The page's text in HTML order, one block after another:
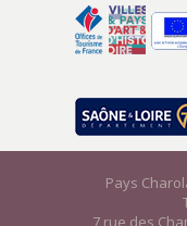
Pays
7 rue des